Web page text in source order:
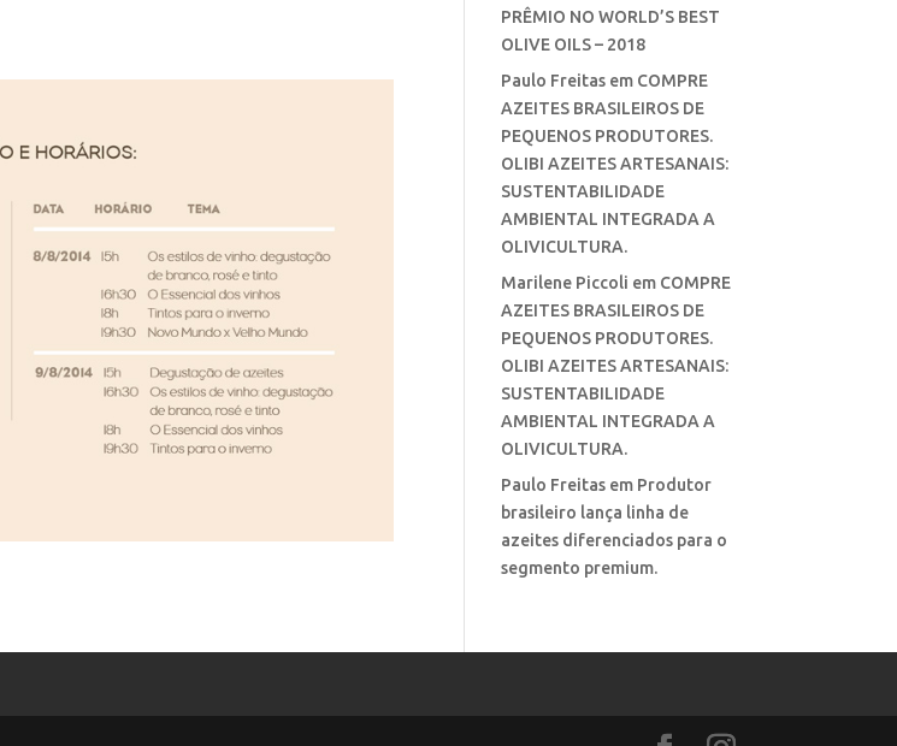
PRÊMIO NO WORLD’S BEST
OLIVE OILS – 2018
Paulo Freitas em COMPRE
AZEITES BRASILEIROS DE
PEQUENOS PRODUTORES.
OLIBI AZEITES ARTESANAIS:
SUSTENTABILIDADE
AMBIENTAL INTEGRADA A
OLIVICULTURA.
Marilene Piccoli em COMPRE
AZEITES BRASILEIROS DE
PEQUENOS PRODUTORES.
OLIBI AZEITES ARTESANAIS:
SUSTENTABILIDADE
AMBIENTAL INTEGRADA A
OLIVICULTURA.
Paulo Freitas em Produtor
brasileiro lança linha de
azeites diferenciados para o
segmento premium.